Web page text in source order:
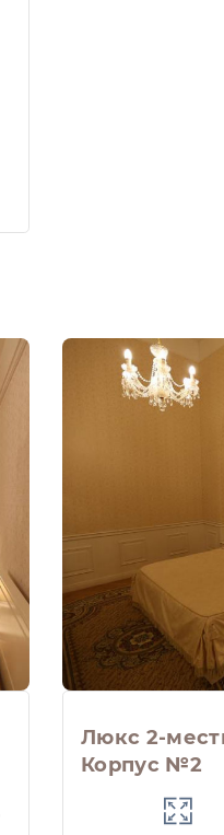
Люкс 2-
Корпус №2